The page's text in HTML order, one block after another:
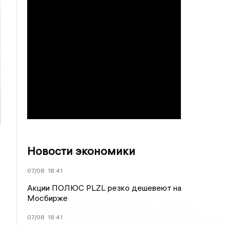
Новости экономики
07/08 18:41
Акции ПОЛЮС PLZL резко дешевеют на
Мосбирже
07/08 18:41